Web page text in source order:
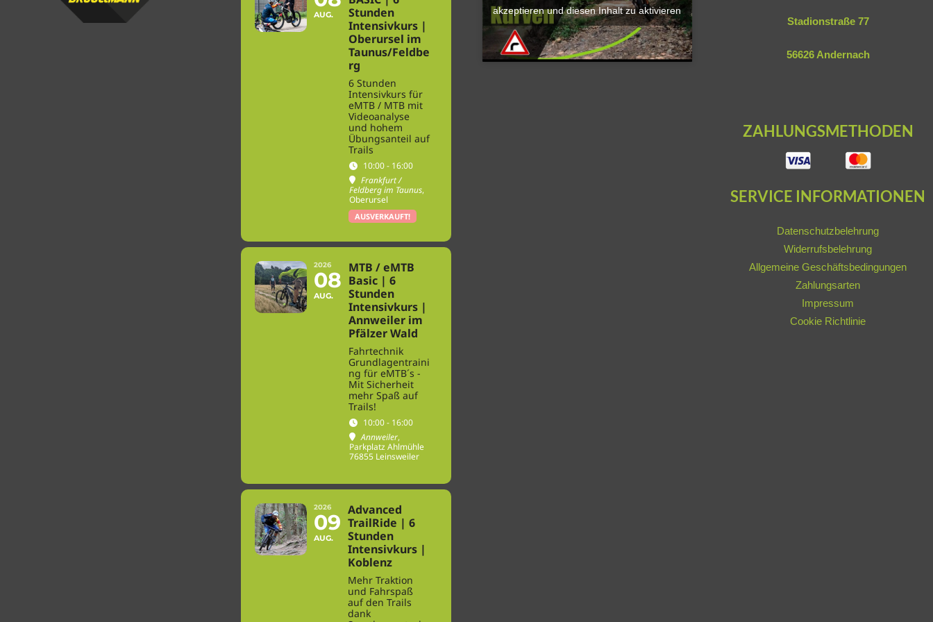
AUG.
Stunden
Intensivkurs |
Oberursel im
Taunus/Feldbe
rg
6 Stunden
Intensivkurs für
eMTB / MTB mit
Videoanalyse
und hohem
Übungsanteil auf
Trails
10:00 - 16:00
Frankfurt /
Feldberg im Taunus,
Oberursel
AUSVERKAUFT!
2026
08
AUG.
MTB / eMTB
Basic | 6
Stunden
Intensivkurs |
Annweiler im
Pfälzer Wald
Fahrtechnik
Grundlagentraini
ng für eMTB´s -
Mit Sicherheit
mehr Spaß auf
Trails!
10:00 - 16:00
Annweiler,
Parkplatz Ahlmühle
76855 Leinsweiler
2026
09
AUG.
Advanced
TrailRide | 6
Stunden
Intensivkurs |
Koblenz
Mehr Traktion
und Fahrspaß
auf den Trails
dank
akzeptieren und diesen Inhalt zu aktivieren
Stadionstraße 77
56626 Andernach
ZAHLUNGSMETHODEN
SERVICE INFORMATIONEN
Datenschutzbelehrung
Widerrufsbelehrung
Allgemeine Geschäftsbedingungen
Zahlungsarten
Impressum
Cookie Richtlinie